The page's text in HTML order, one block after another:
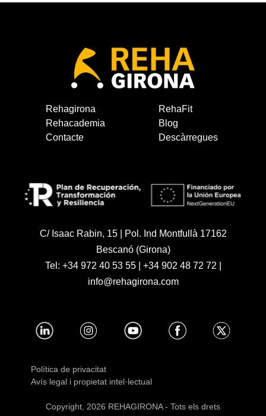
Rehagirona
RehaFit
Rehacademia
Blog
Contacte
Descàrregues
C/ Isaac Rabin, 15 | Pol. Ind Montfullà 17162
Bescanó (Girona)
Tel: +34 972 40 53 55| +34 902 48 72 72
info@rehagirona.com
Copyright, 2026 REHAGIRONA - Tots els drets
Política de privacitat
Avís legal i propietat intel·lectual